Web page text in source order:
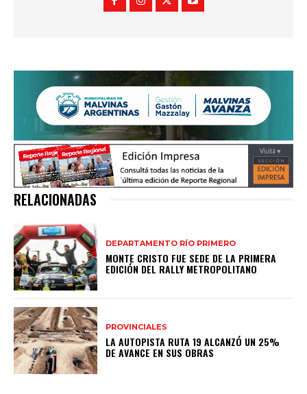
RELACIONADAS
DEPARTAMENTO RÍO PRIMERO
MONTE CRISTO FUE SEDE DE LA PRIMERA
EDICIÓN DEL RALLY METROPOLITANO
PROVINCIALES
LA AUTOPISTA RUTA 19 ALCANZÓ UN 25%
DE AVANCE EN SUS OBRAS